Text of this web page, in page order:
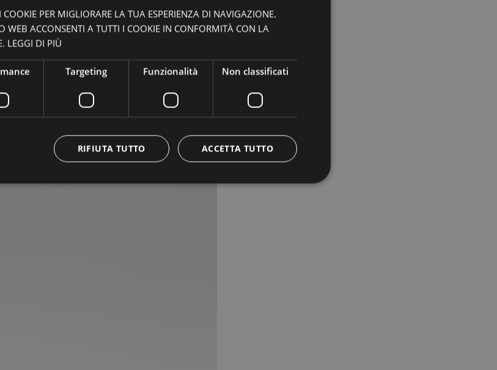
PER MIGLIORARE LA TUA ESPERIENZA DI NAVIGAZIONE.
WEB ACCONSENTI A TUTTI I COOKIE IN CONFORMITÀ CON LA
LEGGI DI PIÙ
Targeting Funzionalità Non classificati
ACCETTA TUTTO
RIFIUTA TUTTO